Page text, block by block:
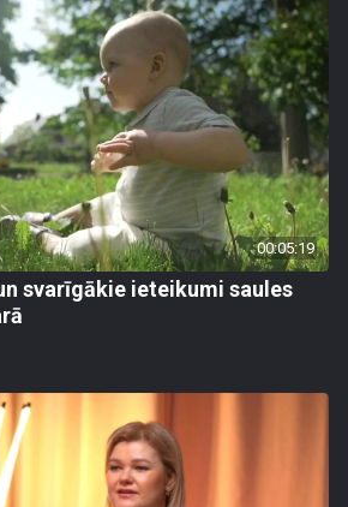
00:05:19
svarīgākie ieteikumi saules